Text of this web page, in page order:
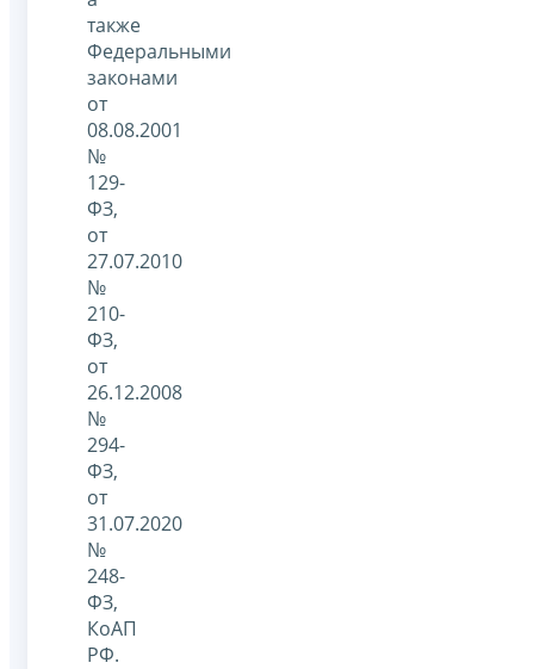
также
Федеральными
законами
от
08.08.2001
№
129-
ФЗ,
от
27.07.2010
№
210-
ФЗ,
от
26.12.2008
№
294-
ФЗ,
от
31.07.2020
№
248-
ФЗ,
КоАП
РФ.